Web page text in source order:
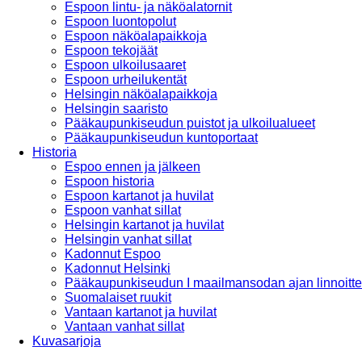
Espoon lintu- ja näköalatornit
Espoon luontopolut
Espoon näköalapaikkoja
Espoon tekojäät
Espoon ulkoilusaaret
Espoon urheilukentät
Helsingin näköalapaikkoja
Helsingin saaristo
Pääkaupunkiseudun puistot ja ulkoilualueet
Pääkaupunkiseudun kuntoportaat
Historia
Espoo ennen ja jälkeen
Espoon historia
Espoon kartanot ja huvilat
Espoon vanhat sillat
Helsingin kartanot ja huvilat
Helsingin vanhat sillat
Kadonnut Espoo
Kadonnut Helsinki
Pääkaupunkiseudun I maailmansodan ajan
Suomalaiset ruukit
Vantaan kartanot ja huvilat
Vantaan vanhat sillat
Kuvasarjoja